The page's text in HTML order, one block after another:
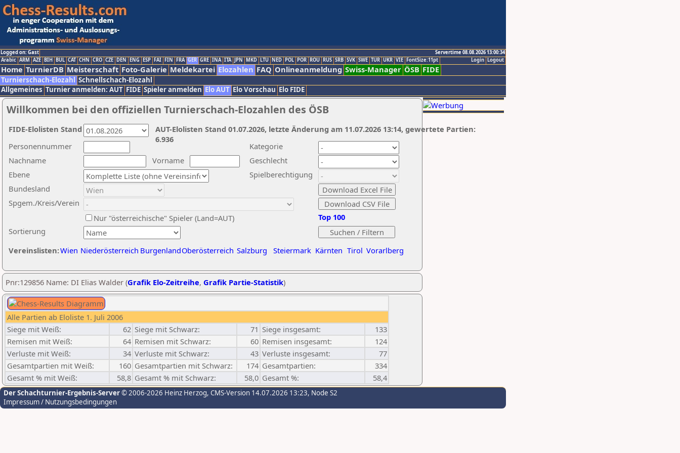
Logged on: Gast
Servertime 08.08.2026 13:00:34
Logout
Login
Arabic ARM AZE BIH BUL CAT CHN CRO CZE DEN ENG ESP FAI FIN FRA GER GRE INA ITA JPN MKD LTU NED POL POR ROU RUS SRB SVK SWE TUR UKR VIE FontSize:11pt
Home TurnierDB Meisterschaft Foto-Galerie Meldekartei Elozahlen FAQ Onlineanmeldung Swiss-Manager ÖSB FIDE
Turnierschach-Elozahl Schnellschach-Elozahl
Allgemeines Turnier anmelden: AUT FIDE Spieler anmelden Elo AUT Elo Vorschau Elo FIDE
Willkommen bei den offiziellen Turnierschach-Elozahlen des ÖSB
Nachname
Vorname
Ebene
Kategorie
Sortierung
Personennummer
Bundesland
Spgem./Kreis/Verein
Geschlecht
Nur "österreichische" Spieler (Land=AUT)
Spielberechtigung
Vereinslisten:Wien Niederösterreich BurgenlandOberösterreich Salzburg Steiermark Kärnten Tirol Vorarlberg
Top 100
AUT-Elolisten Stand 01.07.2026, letzte Änderung am 11.07.2026 13:14, gewertete Partien:
6.936
FIDE-Elolisten Stand
Pnr:129856 Name: DI Elias Walder (Grafik Elo-Zeitreihe, Grafik Partie-Statistik)
Alle Partien ab Eloliste 1. Juli 2006
Siege mit Weiß:
62 Siege mit Schwarz: 71 Siege insgesamt:
133
Remisen mit Weiß:
64 Remisen mit Schwarz: 60 Remisen insgesamt:
124
Verluste mit Weiß:
34 Verluste mit Schwarz: 43 Verluste insgesamt:
77
Gesamtpartien mit Weiß:
160 Gesamtpartien mit Schwarz: 174 Gesamtpartien:
334
Gesamt % mit Weiß:
58,8 Gesamt % mit Schwarz: 58,0 Gesamt %: 58,4
Der Schachturnier-Ergebnis-Server© 2006-2026 Heinz Herzog, CMS-Version 14.07.2026 13:23, Node S2
Impressum / Nutzungsbedingungen